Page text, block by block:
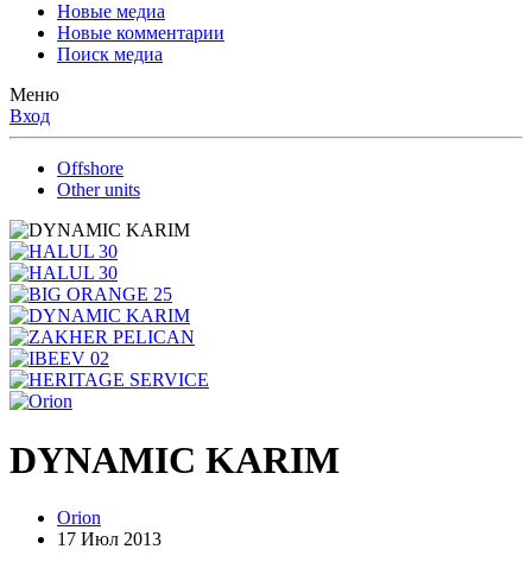
Новые медиа
Новые комментарии
Поиск медиа
Меню
Вход
Offshore
Other units
DYNAMIC KARIM
Orion
17 Июл 2013